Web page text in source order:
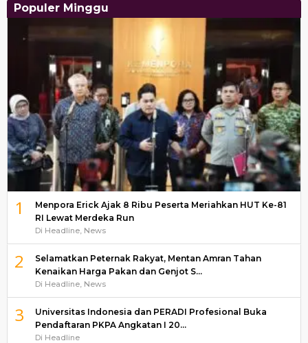
Populer Minggu
1
Menpora Erick Ajak 8 Ribu Peserta Meriahkan HUT Ke-81
RI Lewat Merdeka Run
Di Headline, News
2
Selamatkan Peternak Rakyat, Mentan Amran Tahan
Kenaikan Harga Pakan dan Genjot S…
Di Headline, News
3
Universitas Indonesia dan PERADI Profesional Buka
Pendaftaran PKPA Angkatan I 20…
Di Headline